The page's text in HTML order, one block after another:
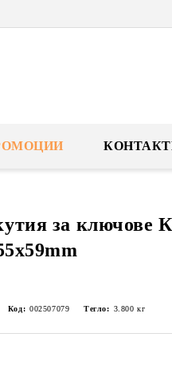
за ключове
Код: 002507079 Тегло: 3.800 кг